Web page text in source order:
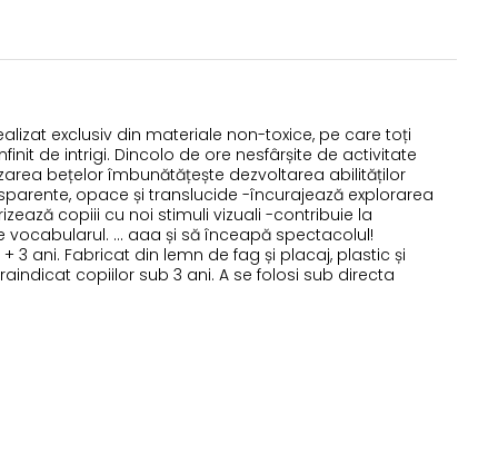
exclusiv din materiale non-toxice, pe care toți
de intrigi. Dincolo de ore nesfârșite de activitate
bețelor îmbunătățește dezvoltarea abilităților
opace și translucide -încurajează explorarea
copiii cu noi stimuli vizuali -contribuie la
... aaa și să înceapă spectacolul!
3 ani. Fabricat din lemn de fag și placaj, plastic și
copiilor sub 3 ani. A se folosi sub directa